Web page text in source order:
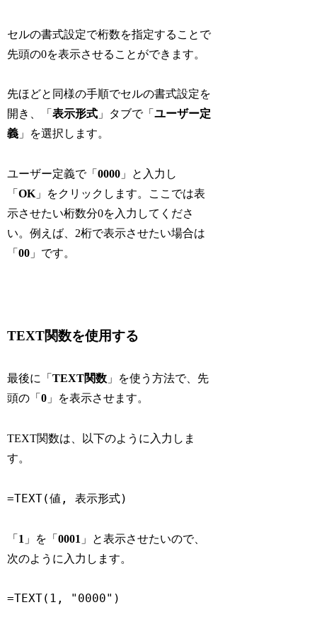
セルの書式設定で桁数を指定することで
先頭の0を表示させることができます。
先ほどと同様の手順でセルの書式設定を
開き、「表示形式 」タブで「ユーザー定
義 」を選択します。
ユーザー定義で「0000 」と入力し
「OK 」をクリックします。ここでは表
示させたい桁数分0を入力してくださ
い。例えば、2桁で表示させたい場合は
「00 」です。
TEXT関数を使用する
最後に「TEXT関数 」を使う方法で、先
頭の「0 」を表示させます。
TEXT関数は、以下のように入力しま
す。
=TEXT(値, 表示形式)
「 1 」を「0001 」と表示させたいので、
次のように入力します。
=TEXT(1, "0000")